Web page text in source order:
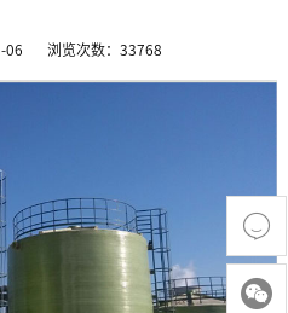
06 浏览次数： 33768

